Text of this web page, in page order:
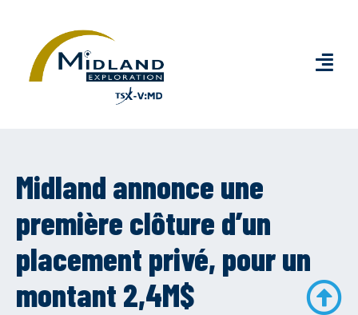
Midland annonce une
première clôture d’un
placement privé, pour un
montant 2,4M$